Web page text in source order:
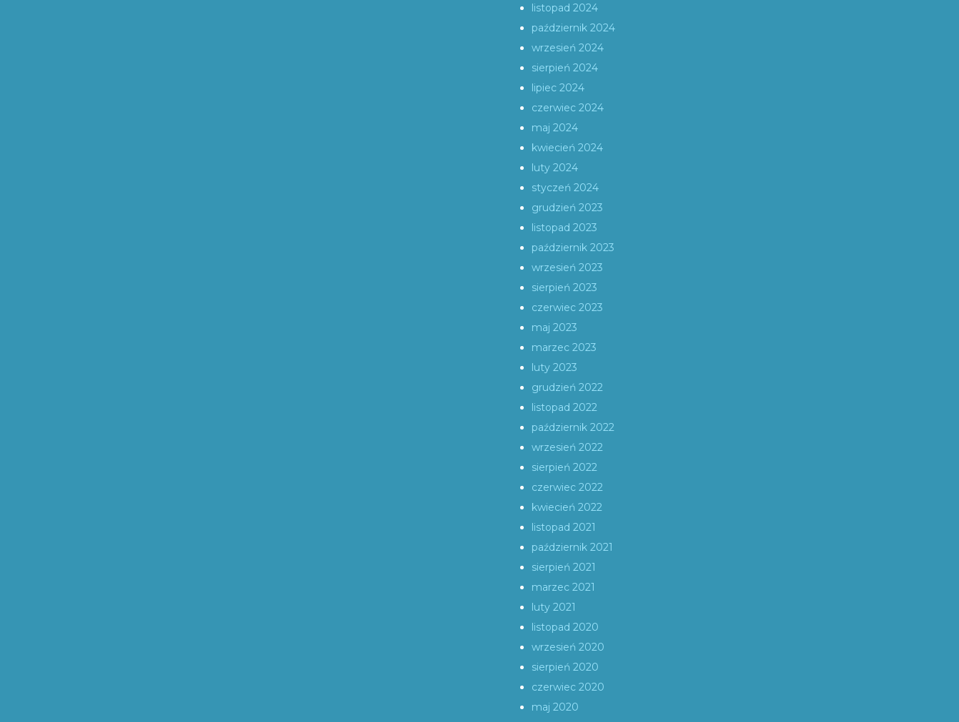
listopad 2024
październik 2024
wrzesień 2024
sierpień 2024
lipiec 2024
czerwiec 2024
maj 2024
kwiecień 2024
luty 2024
styczeń 2024
grudzień 2023
listopad 2023
październik 2023
wrzesień 2023
sierpień 2023
czerwiec 2023
maj 2023
marzec 2023
luty 2023
grudzień 2022
listopad 2022
październik 2022
wrzesień 2022
sierpień 2022
czerwiec 2022
kwiecień 2022
listopad 2021
październik 2021
sierpień 2021
marzec 2021
luty 2021
listopad 2020
wrzesień 2020
sierpień 2020
czerwiec 2020
maj 2020